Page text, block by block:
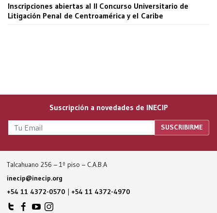
Inscripciones abiertas al II Concurso Universitario de
Litigación Penal de Centroamérica y el Caribe
Suscripción a novedades de INECIP
Talcahuano 256 – 1º piso – C.A.B.A
inecip@inecip.org
+54 11 4372-0570 | +54 11 4372-4970